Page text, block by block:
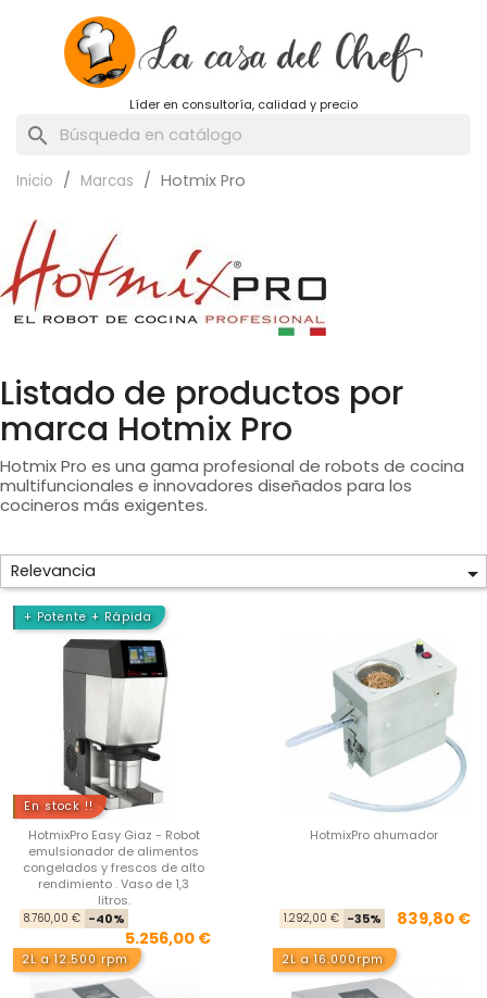
Líder en consultoría, calidad y precio
search
Inicio Marcas Hotmix Pro
Listado de productos por
marca Hotmix Pro
Hotmix Pro es una gama profesional de robots de cocina
multifuncionales e innovadores diseñados para los
cocineros más exigentes.
Relevancia 
+ Potente + Rápida
En stock !!
HotmixPro Easy Giaz - Robot
emulsionador de alimentos
congelados y frescos de alto
rendimiento . Vaso de 1,3
litros.
Precio base
8.760,00 € -40%
5.256,00 €
HotmixPro ahumador
1.292,00 € -35% 839,80 €
2L a 12.500 rpm 2L a 16.000rpm